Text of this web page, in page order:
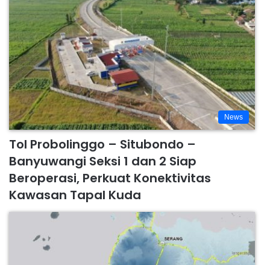
News
Tol Probolinggo – Situbondo –
Banyuwangi Seksi 1 dan 2 Siap
Beroperasi, Perkuat Konektivitas
Kawasan Tapal Kuda